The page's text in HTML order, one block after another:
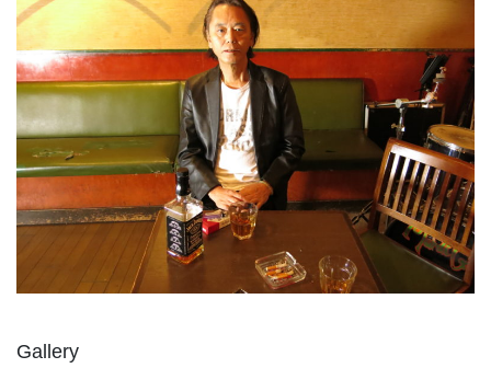
Gallery